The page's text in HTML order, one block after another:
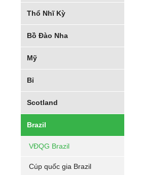
Thổ Nhĩ Kỳ
Bồ Đào Nha
Mỹ
Bỉ
Scotland
Brazil
VĐQG Brazil
Cúp quốc gia Brazil